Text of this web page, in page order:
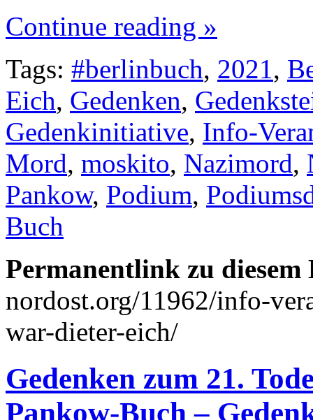
Continue reading »
Tags: #berlinbuch, 2021,
Eich, Gedenken,
Gedenkinitiative, Info-
Mord, moskito, Nazimord,
Pankow, Podium,
Buch
Permanentlink zu
nordost.org/11962/info-
war-dieter-eich/
Gedenken zum 21.
Pankow-Buch –